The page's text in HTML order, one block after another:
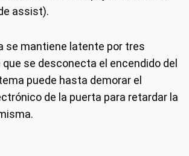
assist).
se mantiene latente por tres
se desconecta el encendido del
puede hasta demorar el
de la puerta para retardar la